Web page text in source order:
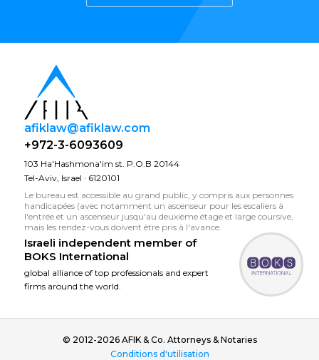
afiklaw@afiklaw.com
+972-3-6093609
103 Ha'Hashmona'im st. P.O.B 20144
Tel-Aviv, Israel · 6120101
Le bureau est accessible au grand public, y compris aux personnes
handicapées (avec notamment un ascenseur pour les escaliers à
l'entrée et un ascenseur jusqu'au deuxième étage et large coursive,
mais les rendez-vous doivent être pris à l'avance.
Israeli independent member of
BOKS International
global alliance of top professionals and expert
firms around the world.
© 2012-2026 AFIK & Co. Attorneys & Notaries
Conditions d'utilisation